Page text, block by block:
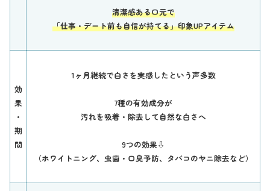
清潔感ある口元で
「仕事・デート前も自信が持てる」印象UPアイテム
効
果
・
期
間
1ヶ月継続で白さを実感したという声多数
7種の有効成分が
汚れを吸着・除去して自然な白さへ
9つの効果⇩
（ホワイトニング、虫歯・口臭予防、タバコのヤニ除去など）